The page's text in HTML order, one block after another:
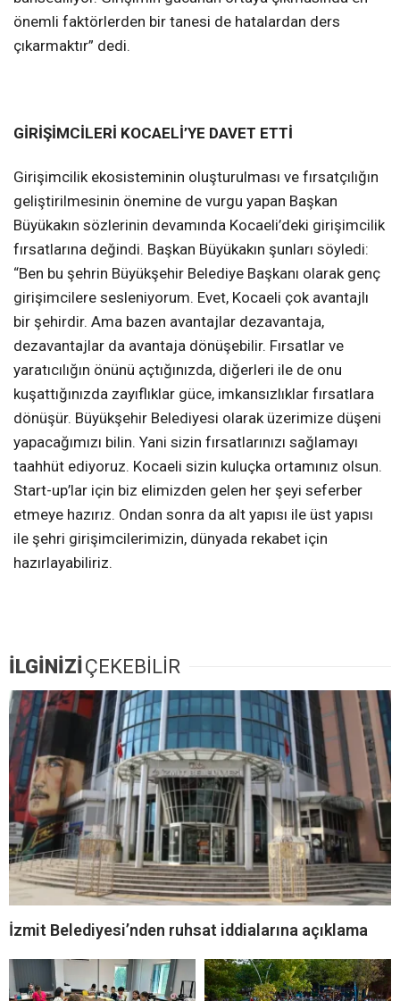
önemli faktörlerden bir tanesi de hatalardan ders
çıkarmaktır” dedi.
GİRİŞİMCİLERİ KOCAELİ’YE DAVET ETTİ
Girişimcilik ekosisteminin oluşturulması ve fırsatçılığın
geliştirilmesinin önemine de vurgu yapan Başkan
Büyükakın sözlerinin devamında Kocaeli’deki girişimcilik
fırsatlarına değindi. Başkan Büyükakın şunları söyledi:
“Ben bu şehrin Büyükşehir Belediye Başkanı olarak genç
girişimcilere sesleniyorum. Evet, Kocaeli çok avantajlı
bir şehirdir. Ama bazen avantajlar dezavantaja,
dezavantajlar da avantaja dönüşebilir. Fırsatlar ve
yaratıcılığın önünü açtığınızda, diğerleri ile de onu
kuşattığınızda zayıflıklar güce, imkansızlıklar fırsatlara
dönüşür. Büyükşehir Belediyesi olarak üzerimize düşeni
yapacağımızı bilin. Yani sizin fırsatlarınızı sağlamayı
taahhüt ediyoruz. Kocaeli sizin kuluçka ortamınız olsun.
Start-up’lar için biz elimizden gelen her şeyi seferber
etmeye hazırız. Ondan sonra da alt yapısı ile üst yapısı
ile şehri girişimcilerimizin, dünyada rekabet için
hazırlayabiliriz.
İLGİNİZİ ÇEKEBİLİR
İzmit Belediyesi’nden ruhsat iddialarına açıklama